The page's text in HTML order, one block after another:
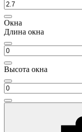
Окна
Длина окна
Высота окна